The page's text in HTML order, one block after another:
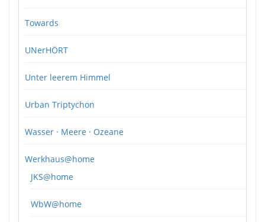
Towards
UNerHÖRT
Unter leerem Himmel
Urban Triptychon
Wasser · Meere · Ozeane
Werkhaus@home
JKS@home
WbW@home